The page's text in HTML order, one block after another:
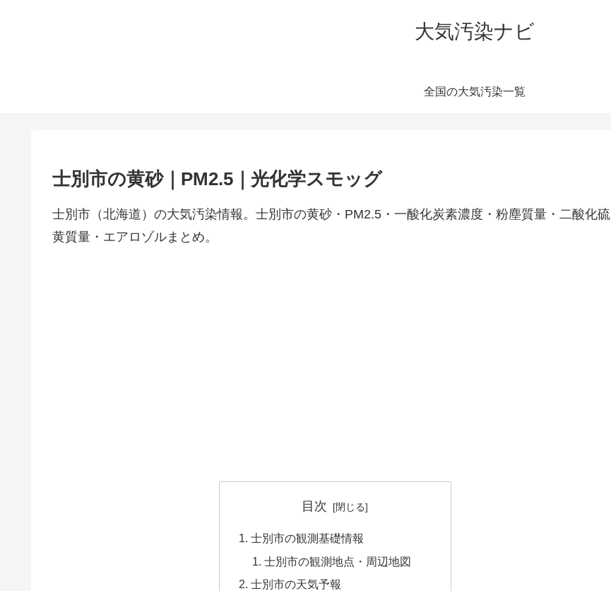
大気汚染ナビ
全国の大気汚染一覧
士別市の黄砂｜PM2.5｜光化学スモッグ
士別市（北海道）の大気汚染情報。士別市の黄砂・PM2.5・一酸化炭素濃度・粉塵質量・二酸化硫
黄質量・エアロゾルまとめ。
目次
士別市の観測基礎情報
士別市の観測地点・周辺地図
士別市の天気予報